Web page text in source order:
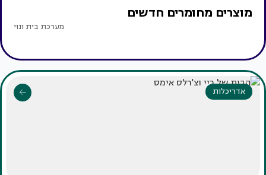
מוצרים מחומרים חדשים
מערכת בית ונוי
אדריכלות